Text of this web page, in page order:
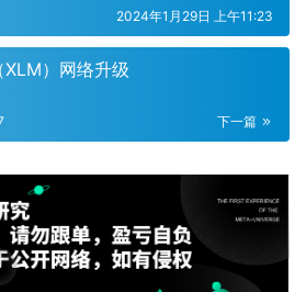
2024年1月29日 上午11:23
）网络升级
下一篇